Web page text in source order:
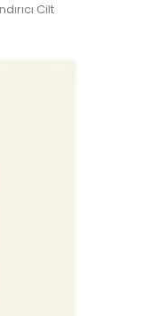
Cilt